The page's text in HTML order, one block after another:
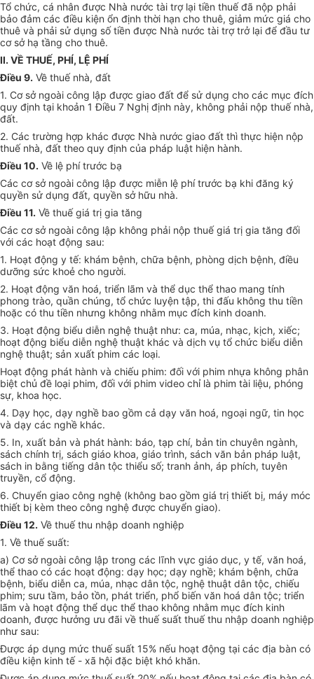
Tổ chức, cá nhân được Nhà nước tài trợ lại tiền thuế đã nộp phải
bảo đảm các điều kiện ổn định thời hạn cho thuê, giảm mức giá cho
thuê và phải sử dụng số tiền được Nhà nước tài trợ trở lại để đầu tư
cơ sở hạ tầng cho thuê.
II. VỀ THUẾ, PHÍ, LỆ PHÍ
Điều 9. Về thuế nhà, đất
1. Cơ sở ngoài công lập được giao đất để sử dụng cho các mục đích
quy định tại khoản 1 Điều 7 Nghị định này, không phải nộp thuế nhà,
đất.
2. Các trường hợp khác được Nhà nước giao đất thì thực hiện nộp
thuế nhà, đất theo quy định của pháp luật hiện hành.
Điều 10. Về lệ phí trước bạ
Các cơ sở ngoài công lập được miễn lệ phí trước bạ khi đăng ký
quyền sử dụng đất, quyền sở hữu nhà.
Điều 11. Về thuế giá trị gia tăng
Các cơ sở ngoài công lập không phải nộp thuế giá trị gia tăng đối
với các hoạt động sau:
1. Hoạt động y tế: khám bệnh, chữa bệnh, phòng dịch bệnh, điều
dưỡng sức khoẻ cho người.
2. Hoạt động văn hoá, triển lãm và thể dục thể thao mang tính
phong trào, quần chúng, tổ chức luyện tập, thi đấu không thu tiền
hoặc có thu tiền nhưng không nhằm mục đích kinh doanh.
3. Hoạt động biểu diễn nghệ thuật như: ca, múa, nhạc, kịch, xiếc;
hoạt động biểu diễn nghệ thuật khác và dịch vụ tổ chức biểu diễn
nghệ thuật; sản xuất phim các loại.
Hoạt động phát hành và chiếu phim: đối với phim nhựa không phân
biệt chủ đề loại phim, đối với phim video chỉ là phim tài liệu, phóng
sự, khoa học.
4. Dạy học, dạy nghề bao gồm cả dạy văn hoá, ngoại ngữ, tin học
và dạy các nghề khác.
5. In, xuất bản và phát hành: báo, tạp chí, bản tin chuyên ngành,
sách chính trị, sách giáo khoa, giáo trình, sách văn bản pháp luật,
sách in bằng tiếng dân tộc thiểu số; tranh ảnh, áp phích, tuyên
truyền, cổ động.
6. Chuyển giao công nghệ (không bao gồm giá trị thiết bị, máy móc
thiết bị kèm theo công nghệ được chuyển giao).
Điều 12. Về thuế thu nhập doanh nghiệp
1. Về thuế suất:
a) Cơ sở ngoài công lập trong các lĩnh vực giáo dục, y tế, văn hoá,
thể thao có các hoạt động: dạy học; dạy nghề; khám bệnh, chữa
bệnh, biểu diễn ca, múa, nhạc dân tộc, nghệ thuật dân tộc, chiếu
phim; sưu tầm, bảo tồn, phát triển, phổ biến văn hoá dân tộc; triển
lãm và hoạt động thể dục thể thao không nhằm mục đích kinh
doanh, được hưởng ưu đãi về thuế suất thuế thu nhập doanh nghiệp
như sau:
Được áp dụng mức thuế suất 15% nếu hoạt động tại các địa bàn có
điều kiện kinh tế - xã hội đặc biệt khó khăn.